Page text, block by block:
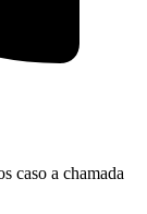
caso a chamada